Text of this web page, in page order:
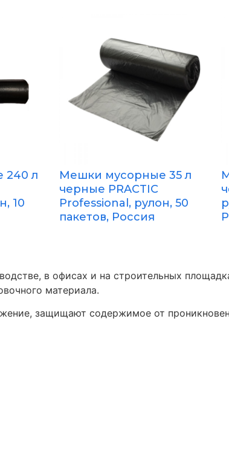
240 л
10
Мешки мусорные 35 л
черные PRACTIC
Professional, рулон, 50
пакетов, Россия
в офисах и на строительных
материала.
защищают содержимое от